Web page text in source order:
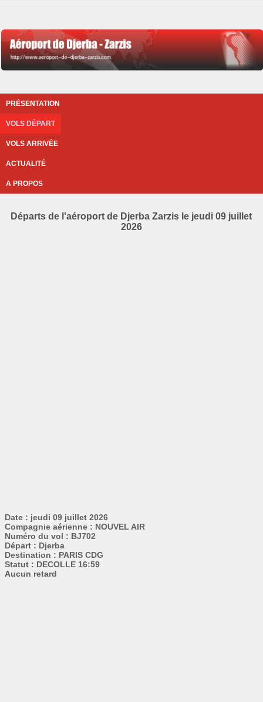
PRÉSENTATION
VOLS DÉPART
VOLS ARRIVÉE
ACTUALITÉ
A PROPOS
Départs de l'aéroport de Djerba Zarzis le jeudi 09 juillet
2026
Date : jeudi 09 juillet 2026
Compagnie aérienne : NOUVEL AIR
Numéro du vol : BJ702
Départ : Djerba
Destination : PARIS CDG
Statut : DECOLLE 16:59
Aucun retard